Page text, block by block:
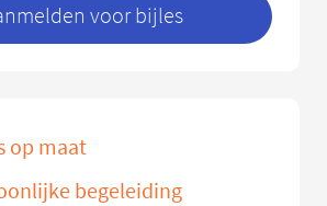
voor bijles
op maat
begeleiding